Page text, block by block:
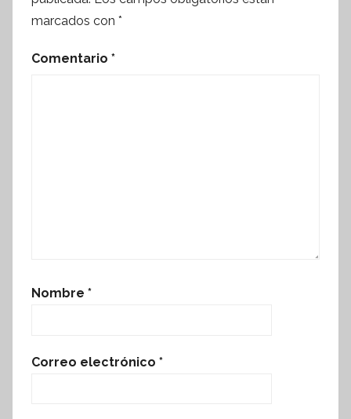
marcados con *
Comentario *
Nombre *
Correo electrónico *